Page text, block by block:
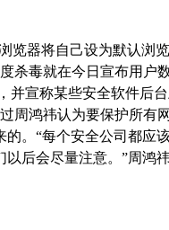
览器将自己设为默认浏
杀毒就在今日宣布用户
并宣称某些安全软件后
周鸿祎认为要保护所有
。“每个安全公司都应
后会尽量注意。”周鸿祎